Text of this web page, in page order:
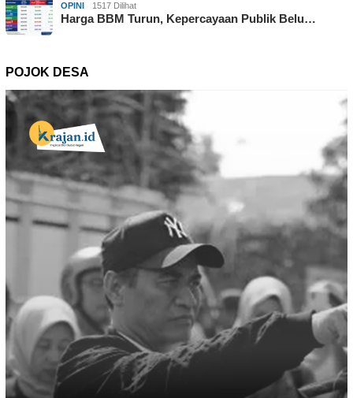
OPINI 1517 Dilihat
Harga BBM Turun, Kepercayaan Publik Belu…
POJOK DESA